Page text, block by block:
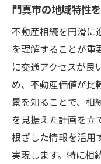
不動産相続に
法的手続
知識
相続税の
法律専門
税制を有
門真市の地域特性
不動産相続を円滑に
を理解することが重
に交通アクセスが良
め、不動産価値が比
景を知ることで、相
を見据えた計画を立
根ざした情報を活用
実現します。特に相